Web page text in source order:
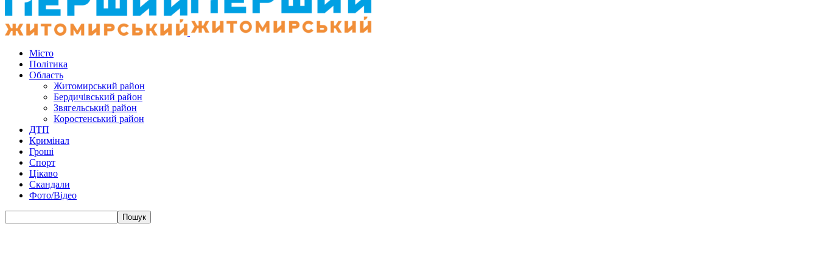
Місто
Політика
Область
Житомирський район
Бердичівський район
Звягельський район
Коростенський район
ДТП
Кримінал
Гроші
Спорт
Цікаво
Скандали
Фото/Відео